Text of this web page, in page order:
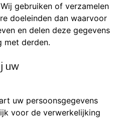
gebruiken of verzamelen
doeleinden dan waarvoor
en delen deze gegevens
met derden.
uw
uw persoonsgegevens
voor de verwerkelijking